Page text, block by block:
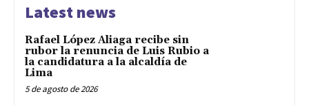
Latest news
Rafael López Aliaga recibe sin
rubor la renuncia de Luis Rubio a
la candidatura a la alcaldía de
Lima
5 de agosto de 2026